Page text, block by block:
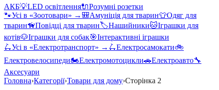
АКБ💡LED освітлення🔌Розумні розетки
🐾Усі в «Зоотовари» → 🎒Амуніція для тварин👕Одяг для
тварин🦮Повідці для тварин🏷️Нашийники🐱Іграшки для
котів🐶Іграшки для собак🎯Інтерактивні іграшки
🛴Усі в «Електротранспорт» → 🛴Електросамокати🚲
Електровелосипеди🏍️Електромотоцикли🚗Електроавто🔧
Аксесуари
Головна›Категорії›Товари для дому›Сторінка 2